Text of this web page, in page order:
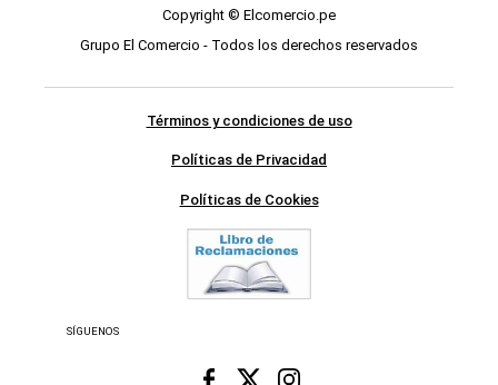
Copyright © Elcomercio.pe
Grupo El Comercio - Todos los derechos reservados
Términos y condiciones de uso
Políticas de Privacidad
Políticas de Cookies
SÍGUENOS